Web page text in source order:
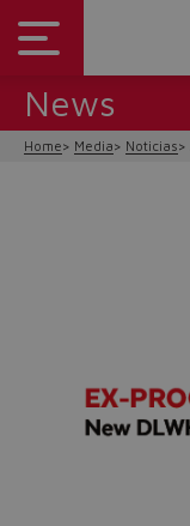
News
Home Media Noticias